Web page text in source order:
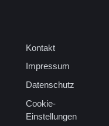
Kontakt
Impressum
Datenschutz
Cookie-
Einstellungen